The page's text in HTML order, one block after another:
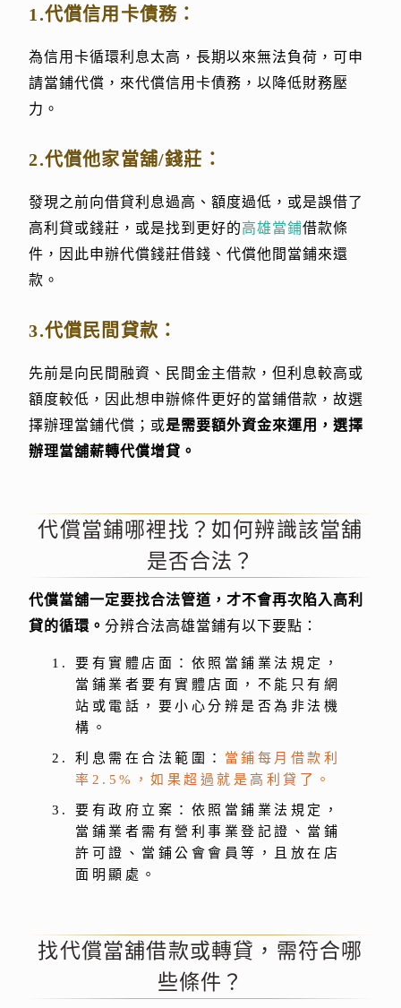
1.代償信用卡債務：
為信用卡循環利息太高，長期以來無法負荷，可申
請當鋪代償，來代償信用卡債務，以降低財務壓
力。
2.代償他家當舖/錢莊：
發現之前向借貸利息過高、額度過低，或是誤借了
高利貸或錢莊，或是找到更好的高雄當鋪借款條
件，因此申辦代償錢莊借錢、代償他間當鋪來還
款。
3.代償民間貸款：
先前是向民間融資、民間金主借款，但利息較高或
額度較低，因此想申辦條件更好的當鋪借款，故選
擇辦理當鋪代償；或是需要額外資金來運用，選擇
辦理當舖薪轉代償增貸。
代償當鋪哪裡找？如何辨識該當舖
是否合法？
代償當舖一定要找合法管道，才不會再次陷入高利
貸的循環。分辨合法高雄當鋪有以下要點：
要有實體店面：依照當鋪業法規定，
當鋪業者要有實體店面，不能只有網
站或電話，要小心分辨是否為非法機
構。
利息需在合法範圍： 當鋪每月借款利
率2.5%，如果超過就是高利貸了。
要有政府立案：依照當鋪業法規定，
當鋪業者需有營利事業登記證、當鋪
許可證、當鋪公會會員等，且放在店
面明顯處。
找代償當舖借款或轉貸，需符合哪
些條件？